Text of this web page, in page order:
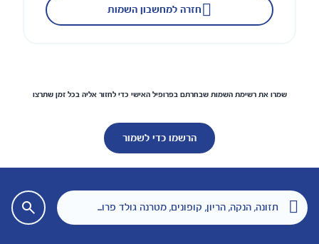
חזרה למחשבון השמות
שמרו את רשימת השמות שבחרתם בפרופיל האישי כדי לחזור אליה בכל זמן שתרצו
הרשמו כדי לשמור